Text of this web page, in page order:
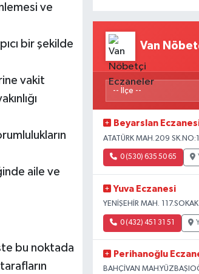
ve
bir şekilde
vakit
aile ve
bu noktada
Van
Beyarslan
ATATÜRK MAH.209
0 (530) 635 50 65
Yuva Eczanesi
YENİŞEHİR MAH.
0 (432) 451 31 51
Perihanoğlu
BAHÇİVAN